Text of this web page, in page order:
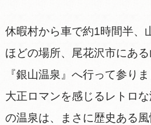
休暇村から車で約1時間半、
ほどの場所、尾花沢市にあ
『銀山温泉』へ行って参りま
大正ロマンを感じるレトロ
の温泉は、まさに歴史ある風